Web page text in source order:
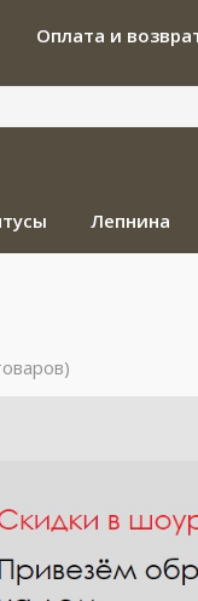
Оплата и
Лепнина